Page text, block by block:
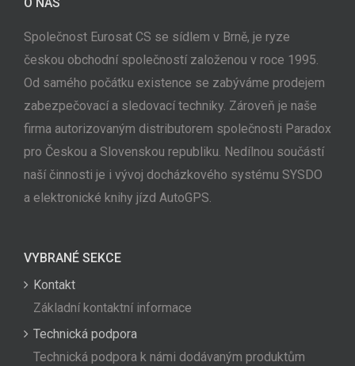
Společnost Eurosat CS se sídlem v Brně, je ryze
českou obchodní společností založenou v roce 1995.
Od samého počátku existence se zabýváme prodejem
zabezpečovací a sledovací techniky. Zároveň je naše
firma autorizovaným distributorem společnosti Paradox
pro Českou a Slovenskou republiku. Nedílnou součástí
naší činnosti je i vývoj docházkového systému SYSDO
a elektronické knihy jízd AutoGPS.
VYBRANÉ SEKCE
Kontakt
Základní kontaktní informace
Technická podpora
Technická podpora k námi dodávaným produktům